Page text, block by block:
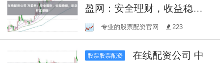
盈网：安全理财，收益稳
健，助您财富增值！
专业的股票配资官网 223
股票股票配资
在线配资公司 中